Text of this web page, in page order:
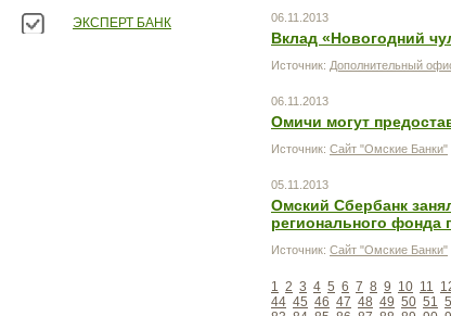
ЭКСПЕРТ БАНК 06.11.2013
Вклад «Новогодний
Источник: Дополнительный
06.11.2013
Омичи могут
Источник: Сайт "Омские Банки"
05.11.2013
Омский Сбербанк
регионального фонда
Источник: Сайт "Омские Банки"
1 2 3 4 5 6 7 8 9 10 11
44 45 46 47 48 49 50 51